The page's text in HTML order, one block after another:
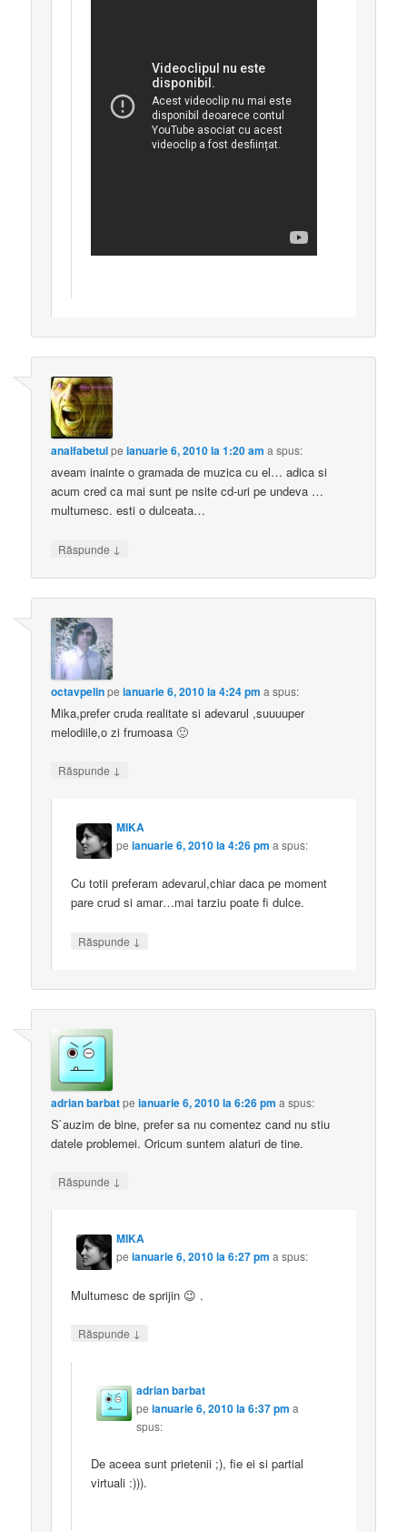
analfabetulpeianuarie 6, 2010 la 1:20 am a spus:
aveam inainte o gramada de muzica cu el… adica si
acum cred ca mai sunt pe nsite cd-uri pe undeva …
multumesc. esti o dulceata…
Răspunde ↓
octavpelinpeianuarie 6, 2010 la 4:24 pm a spus:
Mika,prefer cruda realitate si adevarul ,suuuuper
melodiile,o zi frumoasa 🙂
Răspunde ↓
MIKA
peianuarie 6, 2010 la 4:26 pm a spus:
Cu totii preferam adevarul,chiar daca pe moment
pare crud si amar…mai tarziu poate fi dulce.
Răspunde ↓
adrian barbatpeianuarie 6, 2010 la 6:26 pm a spus:
S`auzim de bine, prefer sa nu comentez cand nu stiu
datele problemei. Oricum suntem alaturi de tine.
Răspunde ↓
MIKA
peianuarie 6, 2010 la 6:27 pm a spus:
Multumesc de sprijin 😉 .
Răspunde ↓
adrian barbat
peianuarie 6, 2010 la 6:37 pm a
spus:
De aceea sunt prietenii ;), fie ei si partial
virtuali :))).